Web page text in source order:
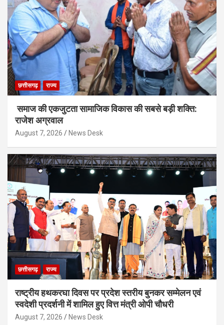
छत्तीसगढ़ राज्य
समाज की एकजुटता सामाजिक विकास की सबसे बड़ी शक्ति:
राजेश अग्रवाल
August 7, 2026 News Desk
छत्तीसगढ़ राज्य
राष्ट्रीय हथकरघा दिवस पर प्रदेश स्तरीय बुनकर सम्मेलन एवं
स्वदेशी प्रदर्शनी में शामिल हुए वित्त मंत्री ओपी चौधरी
August 7, 2026 News Desk